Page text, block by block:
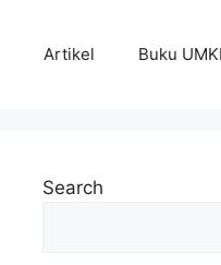
Artikel Buku
Search